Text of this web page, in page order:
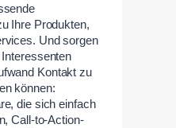
Ihre Produkten,
Und sorgen
Kontakt zu
können:
die sich einfach
Call-to-Action-